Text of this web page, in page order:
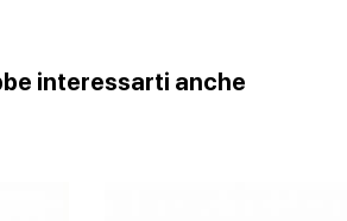
interessarti anche